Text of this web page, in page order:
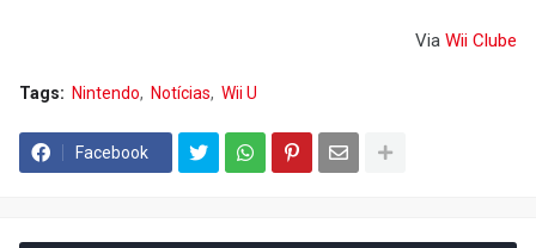
Via Wii Clube
Tags: Nintendo Notícias Wii U
Facebook